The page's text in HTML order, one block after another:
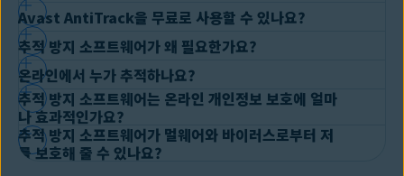
Avast AntiTrack은 온라인 익명성을 개선할 수 있도록 다양한 유형의
웹 추적을 차단하는 도구입니다. 온라인 추적에는 여러 종류가 있습니
다. 한 가지 예로 광고주가 브라우저 쿠키를 사용하여 웹사이트 전반에
서 사용자를 추적하는 경우가 있습니다. 이를
웹사이트와 광고주가웹 전반에서 사용자의 활동을 추적 할 수도 있습
니다. 이를 통해 사용자의 신원과 온라인 습관에 대한 프로필을 구축할
수 있습니다. 이를디지털 핑거프린팅이라고 합니다. Avast
AntiTrack은 사용자의 "디지털 지문"을 위장하여 이러한 공격적인 온
Avast AntiTrack을 무료로 사용할 수 있나요?
Avast AntiTrack을 무료로 사용할 수는 없지만 구매를 결정하기 전
에30일 무료 평가판을 다운로드하여 사용해 볼 수 있습니다.
Store를 확인하세요. 지금 바로 Avast AntiTrack과 기타 앱을 최저
가로 구매할 수 있습니다.
추적 방지 소프트웨어가 왜 필요한가요?
온라인 개인정보 보호는 점점 중요해지고 있습니다. 방문하는 모든 웹
사이트의 약 75%가 사용자와 온라인 활동을 추적합니다.데이터 브로
커같은 타사 업체는 민감한 개인 정보를 포함한 데이터를 수집하고 판
매할 수 있습니다. Avast AntiTrack 같은 우수한 추적 방지 소프트웨
어는 온라인 신원을 위장하는 데 유용합니다. 광고주와 데이터 수집업
온라인에서 누가 추적하나요?
모든 종류의 회사가 온라인 추적 및 데이터 수집에 참여하고 있습니다.
결국개인 데이터 거래는 오늘날 큰 사업으로 자리 잡았습니다.
어, 광고 회사들은 웹 추적을 통해 사용자가 무엇을 구매하려 하는지,
추적 방지 소프트웨어는 온라인 개인정보 보호에 얼마
나 효과적인가요?
추적 방지 소프트웨어는 개인정보 보호에 추가적인 계층을 제공할 수
추적 방지 소프트웨어가 멀웨어와 바이러스로부터 저
를 보호해 줄 수 있나요?